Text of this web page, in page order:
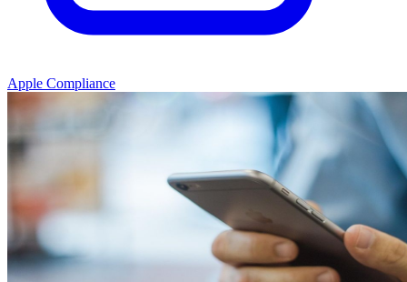
Apple Compliance